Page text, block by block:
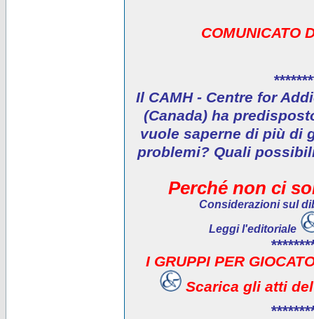
COMUNICATO
Il CAMH - Centre for
(Canada) ha
vuole saperne di più di
problemi? Quali
Perché non ci
Considerazioni sul
Leggi l'editoriale
I GRUPPI PER
Scarica gli atti